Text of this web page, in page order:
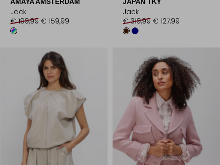
Jack
€ 199,99 € 159,99
Jack
€ 319,99 € 127,99